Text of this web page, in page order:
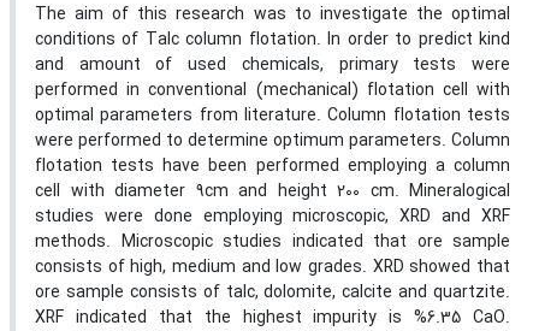
The aim of this research was to investigate the optimal
conditions of Talc column flotation. In order to predict kind
and amount of used chemicals, primary tests were
performed in conventional (mechanical) flotation cell with
optimal parameters from literature. Column flotation tests
were performed to determine optimum parameters. Column
flotation tests have been performed employing a column
cell with diameter 9cm and height 200 cm. Mineralogical
studies were done employing microscopic, XRD and XRF
methods. Microscopic studies indicated that ore sample
consists of high, medium and low grades. XRD showed that
ore sample consists of talc, dolomite, calcite and quartzite.
XRF indicated that the highest impurity is %6.35 CaO.